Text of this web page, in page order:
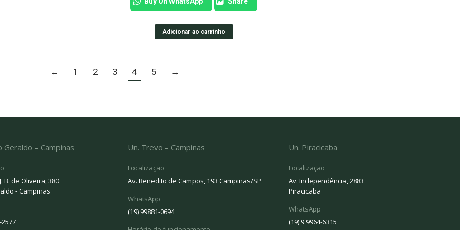
Adicionar ao carrinho
← 1 2 3 4 5 →
Geraldo – Campinas
B. de Oliveira, 380
- Campinas
Un. Trevo – Campinas
Localização
Av. Benedito de Campos, 193 Campinas/SP
WhatsApp
(19) 99881-0694
Un. Piracicaba
Localização
Av. Independência, 2883
Piracicaba
WhatsApp
(19) 9 9964-6315